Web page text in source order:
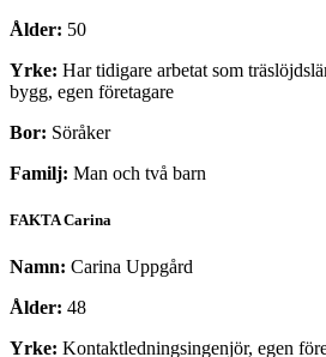
Ålder: 50
Yrke: Har tidigare arbetat som
bygg, egen företagare
Bor: Söråker
Familj: Man och två barn
FAKTA Carina
Namn: Carina Uppgård
Ålder: 48
Yrke: Kontaktledningsingenjör, egen